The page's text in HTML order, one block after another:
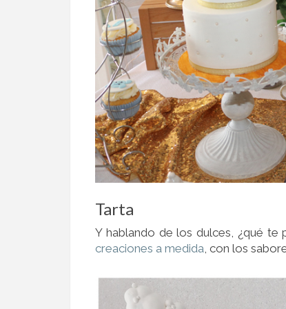
Tarta
Y hablando de los dulces, ¿qué te
creaciones a medida, con los